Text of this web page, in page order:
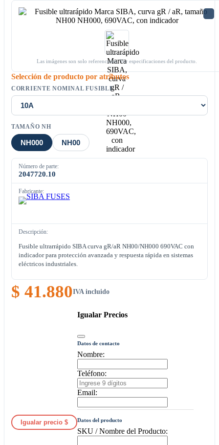
Las imágenes son solo referenciales. Ver especificaciones del producto.
Selección de producto por atributos
CORRIENTE NOMINAL FUSIBLE
TAMAÑO NH
NH000 NH00
Número de parte:
2047720.10
Fabricante:
Descripción:
Fusible ultrarrápido SIBA curva gR/aR NH00/NH000 690VAC con
indicador para protección avanzada y respuesta rápida en sistemas
eléctricos industriales.
$ 41.880IVA incluido
Igualar precio $
Igualar Precios
Datos de contacto
Nombre:
Teléfono:
Email:
Datos del producto
SKU / Nombre del Producto: